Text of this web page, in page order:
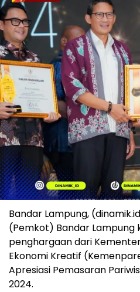
Bandar Lampung,
(Pemkot) Bandar Lampung
penghargaan dari
Ekonomi Kreatif
Apresiasi Pemasaran
2024.